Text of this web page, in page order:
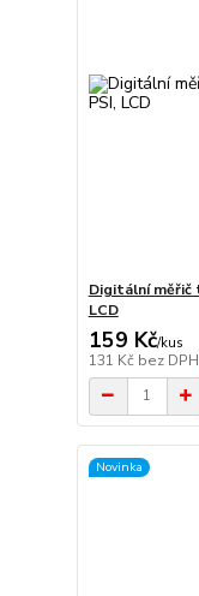
Digitální měřič
LCD
159 Kč/kus
131 Kč bez DPH
Novinka